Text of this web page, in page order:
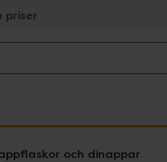
priser
och dinappar